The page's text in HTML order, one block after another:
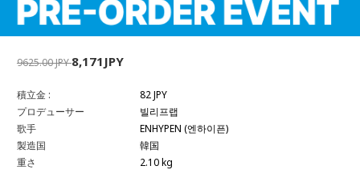
9625.00 JPY8,171JPY
積立金 :
82 JPY
プロデューサー
빌리프랩
歌手
ENHYPEN (엔하이픈)
製造国
韓国
重さ
2.10 kg